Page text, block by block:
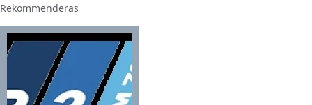
Rekommenderas